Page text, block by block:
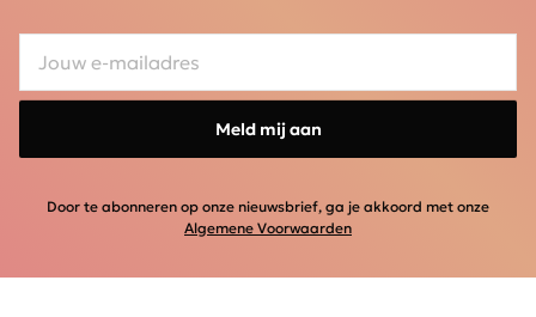
Meld mij aan
Door te abonneren op onze nieuwsbrief, ga je akkoord met onze
Algemene Voorwaarden